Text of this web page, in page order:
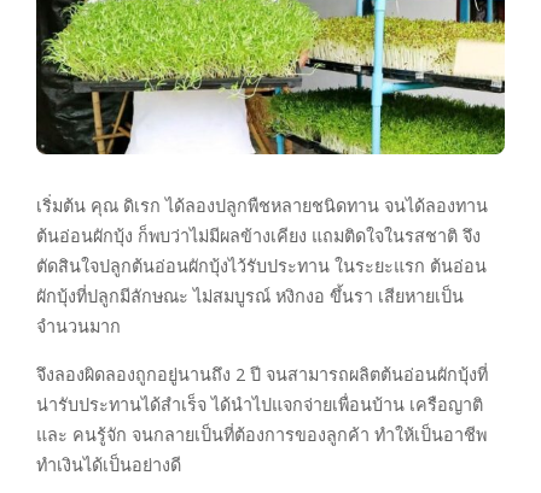
เริ่มต้น คุณ ดิเรก ได้ลองปลูกพืชหลายชนิดทาน จนได้ลองทาน
ต้นอ่อนผักบุ้ง ก็พบว่าไม่มีผลข้างเคียง แถมติดใจในรสชาติ จึง
ตัดสินใจปลูกต้นอ่อนผักบุ้งไว้รับประทาน ในระยะแรก ต้นอ่อน
ผักบุ้งที่ปลูกมีลักษณะ ไม่สมบูรณ์ หงิกงอ ขึ้นรา เสียหายเป็น
จำนวนมาก
จึงลองผิดลองถูกอยู่นานถึง 2 ปี จนสามารถผลิตต้นอ่อนผักบุ้งที่
น่ารับประทานได้สำเร็จ ได้นำไปแจกจ่ายเพื่อนบ้าน เครือญาติ
และ คนรู้จัก จนกลายเป็นที่ต้องการของลูกค้า ทำให้เป็นอาชีพ
ทำเงินได้เป็นอย่างดี